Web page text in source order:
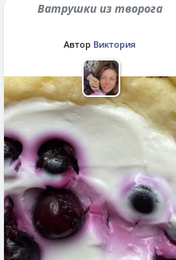
Ватрушки из творога
Автор Виктория